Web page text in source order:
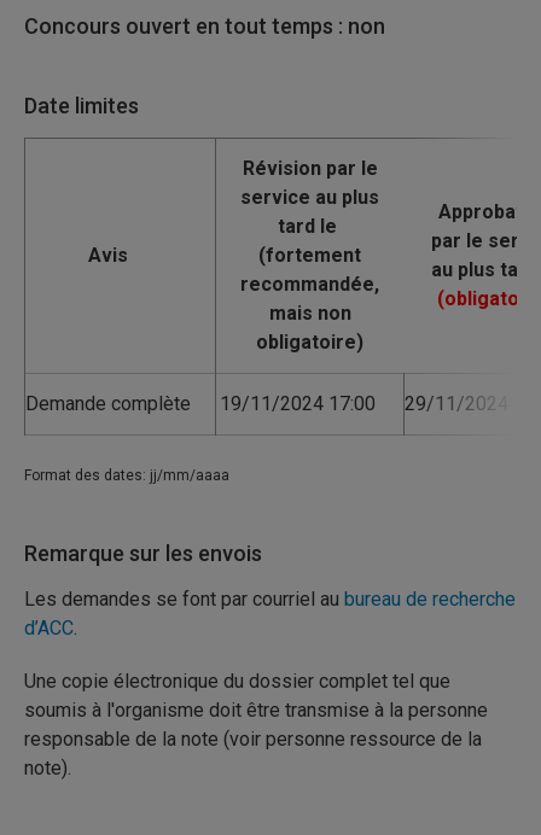
Concours ouvert en tout temps : non
Date limites
Avis
Demande complète 19/11/2024 17:00 29/11/2024
Format des dates: jj/mm/aaaa
Remarque sur les envois
Les demandes se font par courriel au bureau de recherche
d’ACC.
Une copie électronique du dossier complet tel que
soumis à l'organisme doit être transmise à la personne
responsable de la note (voir personne ressource de la
note).